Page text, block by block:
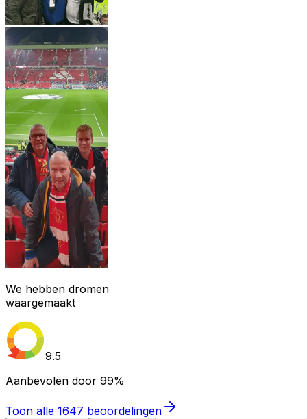
We hebben dromen
waargemaakt
9.5
Aanbevolen door 99%
Toon alle 1647 beoordelingen